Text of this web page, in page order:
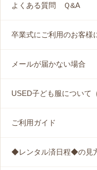
よくある質問 Ｑ&A
卒業式にご利用のお客様
メールが届かない場合
USED子ども服について
ご利用ガイド
◆レンタル済日程◆の見